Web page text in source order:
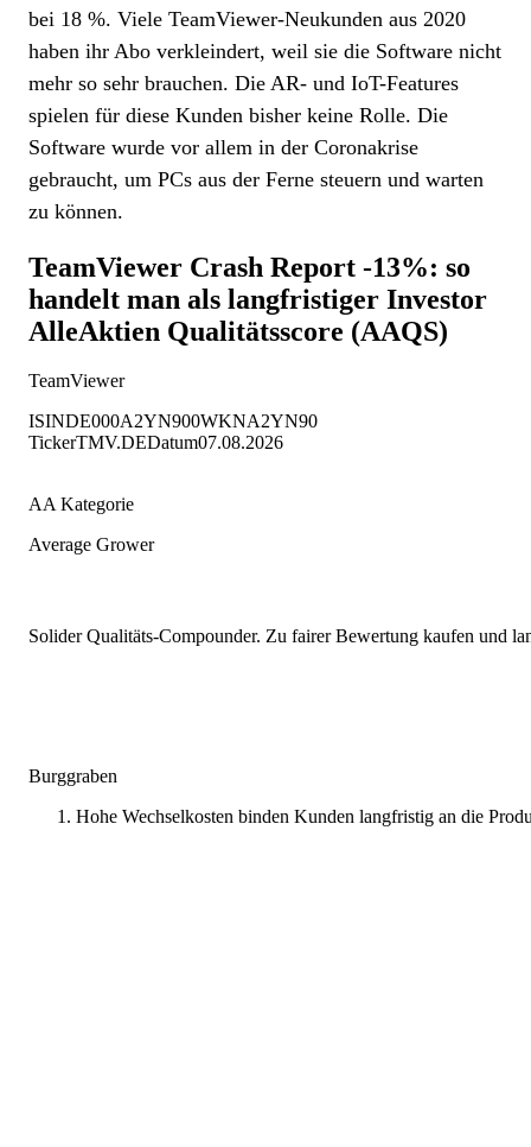
bei 18 %. Viele TeamViewer-Neukunden aus 2020
haben ihr Abo verkleindert, weil sie die Software nicht
mehr so sehr brauchen. Die AR- und IoT-Features
spielen für diese Kunden bisher keine Rolle. Die
Software wurde vor allem in der Coronakrise
gebraucht, um PCs aus der Ferne steuern und warten
zu können.
TeamViewer Crash Report -13%: so
handelt man als langfristiger Investor
AlleAktien Qualitätsscore (AAQS)
TeamViewer
ISINDE000A2YN900WKNA2YN90
TickerTMV.DEDatum07.08.2026
AA Kategorie
Average Grower
Solider Qualitäts-Compounder. Zu fairer Bewertung kaufen und
Burggraben
Hohe Wechselkosten binden Kunden langfristig an die